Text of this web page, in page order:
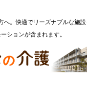
へ。快適でリーズナブルな施
ションが含まれます。